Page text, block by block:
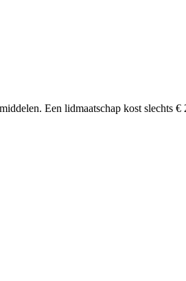
Een lidmaatschap kost slechts €